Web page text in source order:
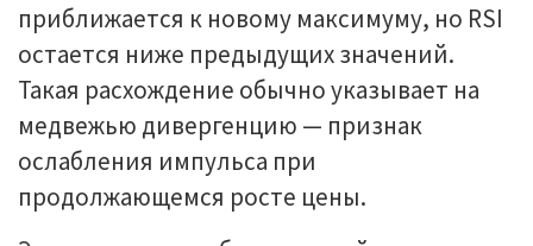
приближается к новому максимуму, но RSI
остается ниже предыдущих значений.
Такая расхождение обычно указывает на
медвежью дивергенцию — признак
ослабления импульса при
продолжающемся росте цены.